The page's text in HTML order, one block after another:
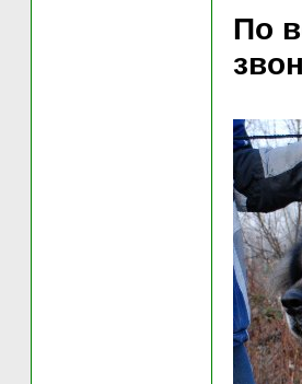
По